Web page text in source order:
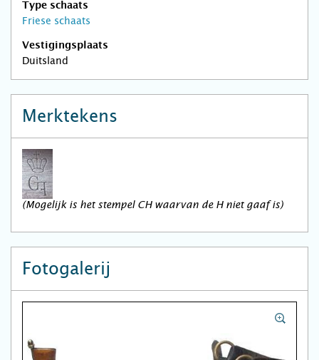
Type schaats
Friese schaats
Vestigingsplaats
Duitsland
Merktekens
(Mogelijk is het stempel CH waarvan de H niet gaaf is)
Fotogalerij